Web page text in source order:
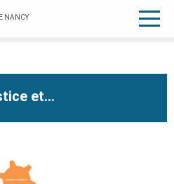
NANCY
et...